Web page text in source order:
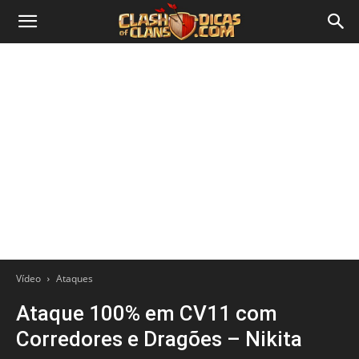
Vídeo Ataques
Ataque 100% em CV11 com
Corredores e Dragões – Nikita